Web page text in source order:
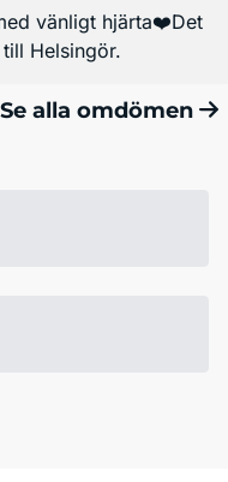
vänligt hjärta❤️Det
Helsingör.
Se alla omdömen